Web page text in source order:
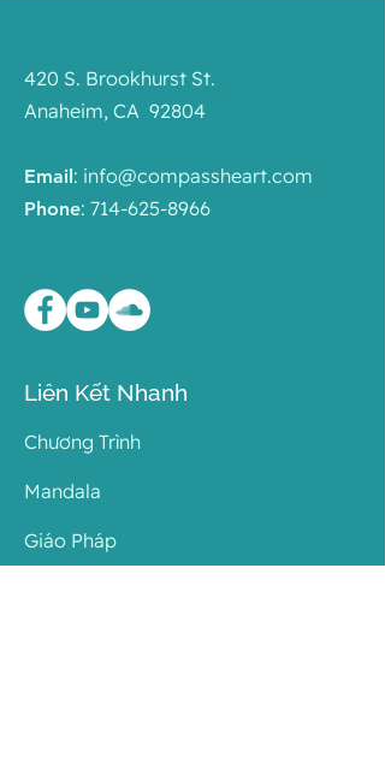
420 S. Brookhurst St.
Anaheim, CA 92804
Email: info@compassheart.com
Phone: 714-625-8966
Liên Kết Nhanh
Chương Trình
Mandala
Giáo Pháp